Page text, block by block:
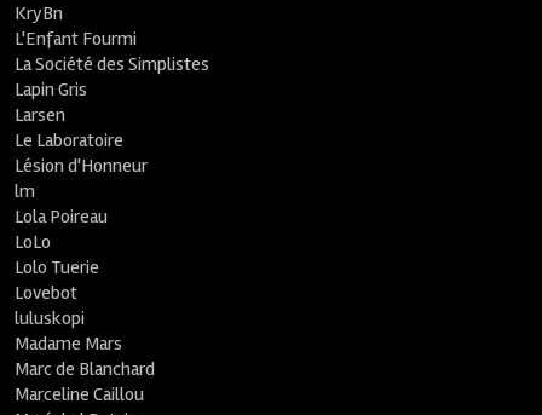
KryBn
L'Enfant Fourmi
La Société des Simplistes
Lapin Gris
Larsen
Le Laboratoire
Lésion d'Honneur
lm
Lola Poireau
LoLo
Lolo Tuerie
Lovebot
luluskopi
Madame Mars
Marc de Blanchard
Marceline Caillou